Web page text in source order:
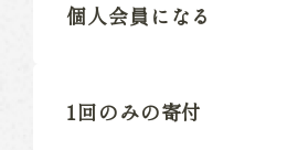
個人会員になる
1回のみの寄付